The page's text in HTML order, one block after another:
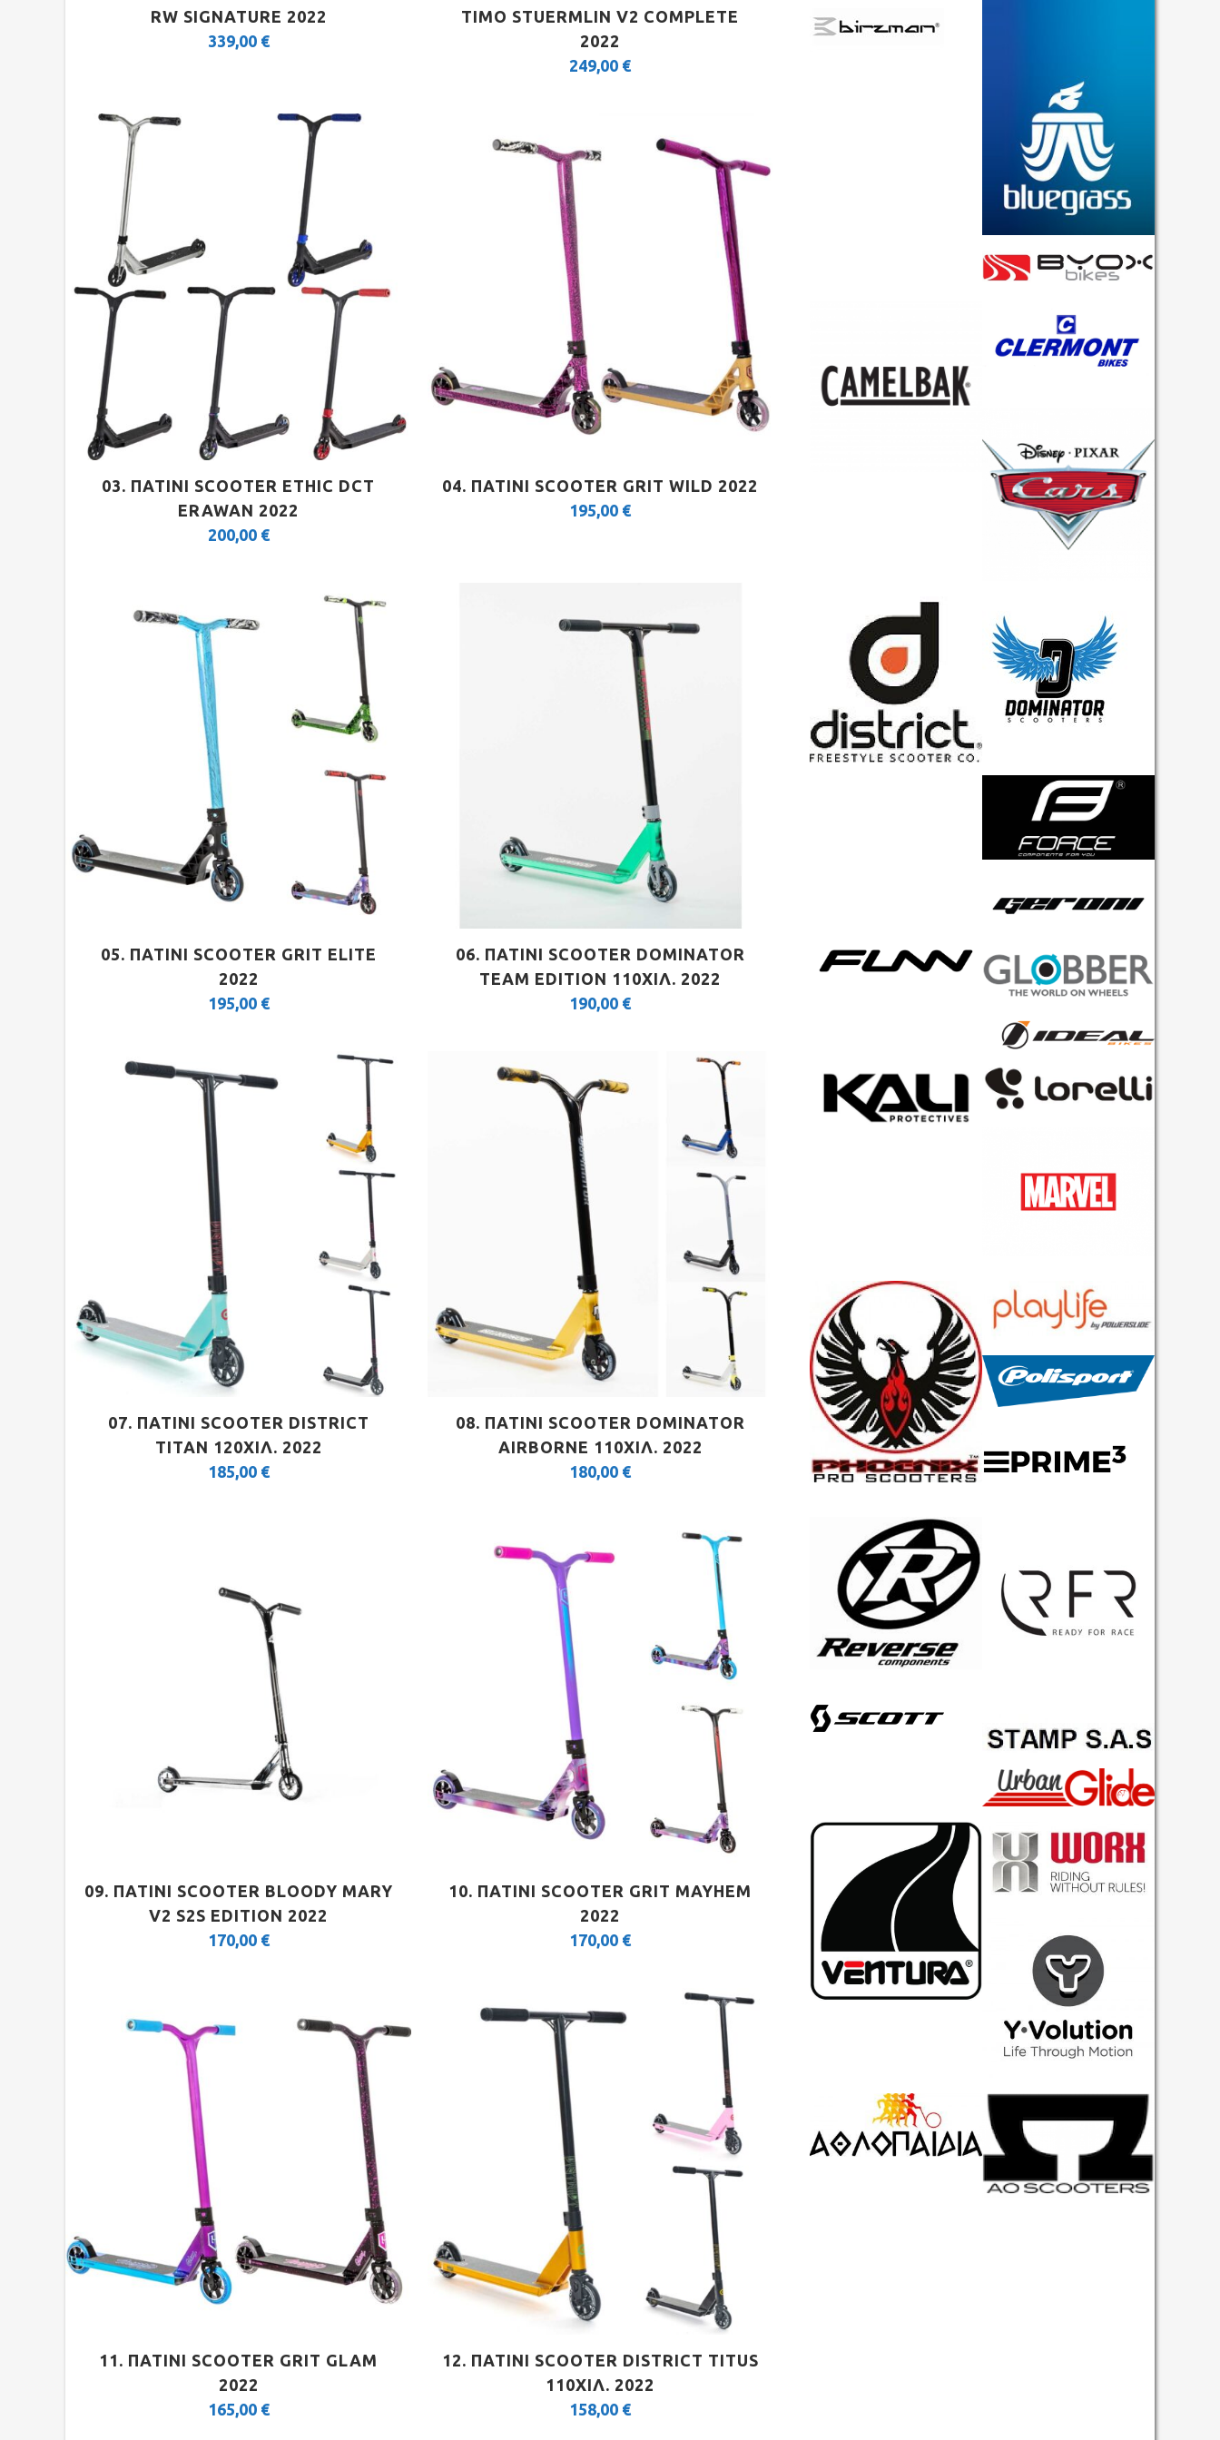
MTB 29″ V-BRAKE
MTB 29″ SCOTT CARBON
MTB 29″ SCOTT
CROSS-COUNTRY
TRAIL
ENDURO
FULL SUSPENSION 20″-26″
TREKKING-ADVENTURE
FOLDING
E-TOURING/CITY WAVE
RW SIGNATURE 2022
339,00 €
TIMO STUERMLIN V2 COMPLETE
2022
249,00 €
03. ΠΑΤΙΝΙ SCOOTER ETHIC DCT
ERAWAN 2022
200,00 €
04. ΠΑΤΙΝΙ SCOOTER GRIT WILD 2022
195,00 €
05. ΠΑΤΙΝΙ SCOOTER GRIT ELITE
2022
195,00 €
06. ΠΑΤΙΝΙ SCOOTER DOMINATOR
TEAM EDITION 110ΧΙΛ. 2022
190,00 €
07. ΠΑΤΙΝΙ SCOOTER DISTRICT
TITAN 120ΧΙΛ. 2022
185,00 €
08. ΠΑΤΙΝΙ SCOOTER DOMINATOR
AIRBORNE 110ΧΙΛ. 2022
180,00 €
09. ΠΑΤΙΝΙ SCOOTER BLOODY MARY
V2 S2S EDITION 2022
170,00 €
10. ΠΑΤΙΝΙ SCOOTER GRIT MAYHEM
2022
170,00 €
11. ΠΑΤΙΝΙ SCOOTER GRIT GLAM
2022
165,00 €
12. ΠΑΤΙΝΙ SCOOTER DISTRICT TITUS
110ΧΙΛ. 2022
158,00 €